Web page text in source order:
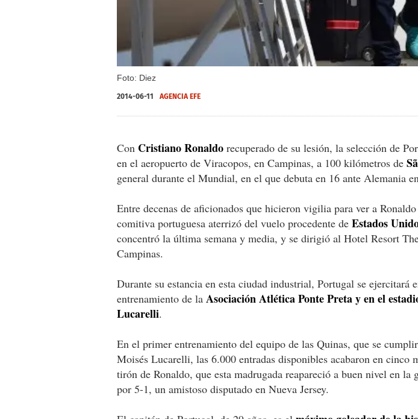
Foto: Diez
2014-06-11 AGENCIA EFE
Con Cristiano Ronaldo recuperado de su lesión, la selección de
en el aeropuerto de Viracopos, en Campinas, a 100 kilómetros de
general durante el Mundial, en el que debuta en 16 ante Alemania
Entre decenas de aficionados que hicieron vigilia para ver a
comitiva portuguesa aterrizó del vuelo procedente de Estados
concentró la última semana y media, y se dirigió al Hotel Resort
Campinas.
Durante su estancia en esta ciudad industrial, Portugal se ejercitará
entrenamiento de la Asociación Atlética Ponte Preta y en el
Lucarelli.
En el primer entrenamiento del equipo de las Quinas, que se
Moisés Lucarelli, las 6.000 entradas disponibles acabaron en cinco
tirón de Ronaldo, que esta madrugada reapareció a buen nivel en la
por 5-1, un amistoso disputado en Nueva Jersey.